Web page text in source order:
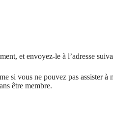
et envoyez-le à l’adresse
si vous ne pouvez pas assister à
être membre.